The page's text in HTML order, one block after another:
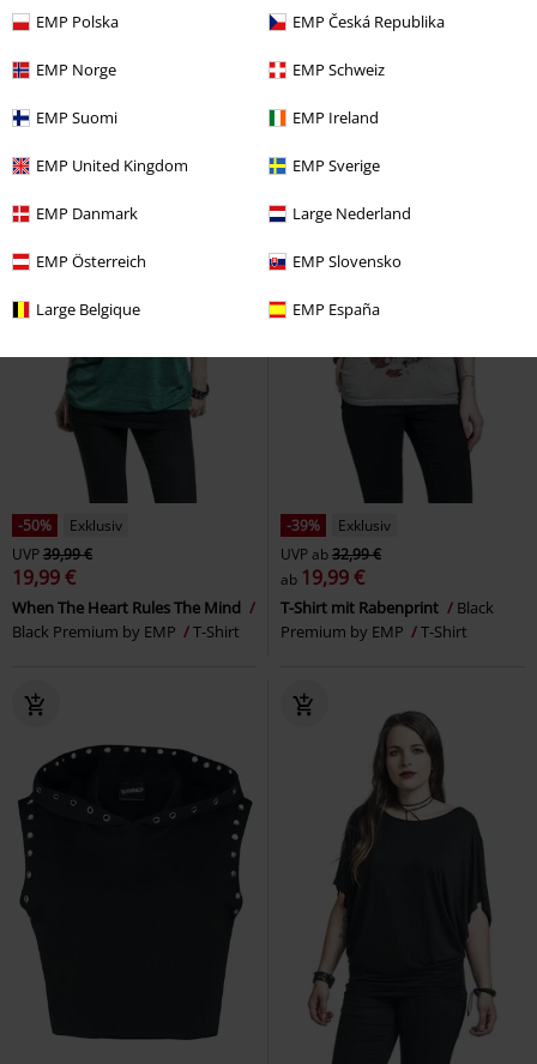
EMP Polska EMP Česká Republika
EMP Norge EMP Schweiz
EMP Suomi EMP Ireland
EMP United Kingdom EMP Sverige
EMP Danmark Large Nederland
EMP Österreich EMP Slovensko
Large Belgique EMP España
Sleeveless Top Soldatengrab
Kanonenfieber
-50%
Exklusiv
UVP39,99 €
19,99 €
When The Heart Rules The Mind
Black Premium by EMP
T-Shirt
-39%
Exklusiv
UVPab32,99 €
ab 19,99 €
T-Shirt mit Rabenprint
Black
Premium by EMP
T-Shirt